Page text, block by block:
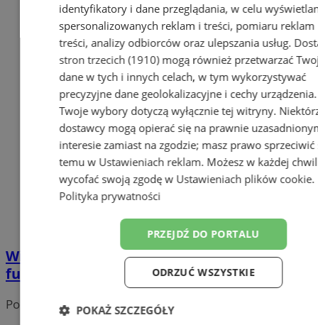
Wiosenne kurtki dla dzieci - moda,
funkcjonalność i wygoda
Portal należy do sieci
identyfikatory i dane przeglądania, w celu
spersonalizowanych reklam i treści, pomiaru reklam
treści, analizy odbiorców oraz ulepszania usług.
stron trzecich (1910)mogą również przetwarzać
dane w tych i innych celach, w tym wykorzystywać
precyzyjne dane geolokalizacyjne i cechy urządzenia.
Twoje wybory dotyczą wyłącznie tej witryny.
dostawcy mogą opierać się na prawnie
interesie zamiast na zgodzie; masz prawo sprzeciwić
temu w Ustawieniach reklam. Możesz w każdej
wycofać swoją zgodę w Ustawieniach plików cookie.
Polityka prywatności
PRZEJDŹ DO PORTALU
ODRZUĆ WSZYSTKIE
POKAŻ SZCZEGÓŁY